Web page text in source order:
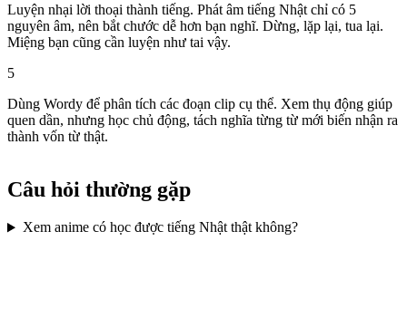
Luyện nhại lời thoại thành tiếng. Phát âm tiếng Nhật chỉ có 5
nguyên âm, nên bắt chước dễ hơn bạn nghĩ. Dừng, lặp lại, tua lại.
Miệng bạn cũng cần luyện như tai vậy.
5
Dùng Wordy để phân tích các đoạn clip cụ thể. Xem thụ động giúp
quen dần, nhưng học chủ động, tách nghĩa từng từ mới biến nhận ra
thành vốn từ thật.
Câu hỏi thường gặp
Xem anime có học được tiếng Nhật thật không?